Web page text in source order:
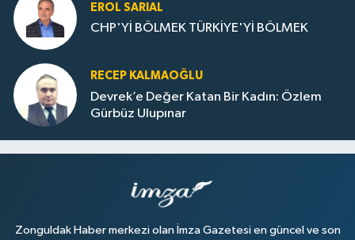
EROL SARIAL
CHP'Yİ BÖLMEK TÜRKİYE'Yİ BÖLMEK
RECEP KALMAOĞLU
Devrek’e Değer Katan Bir Kadın: Özlem
Gürbüz Ulupınar
Zonguldak Haber merkezi olan İmza Gazetesi en güncel ve son